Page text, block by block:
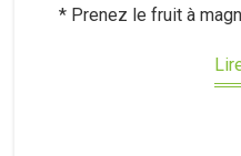
* Prenez le fruit à